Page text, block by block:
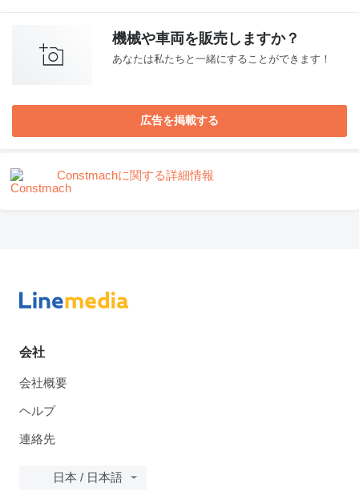
機械や車両を販売しますか？
あなたは私たちと一緒にすることができます！
広告を掲載する
Constmachに関する詳細情報
会社
会社概要
ヘルプ
連絡先
日本 / 日本語